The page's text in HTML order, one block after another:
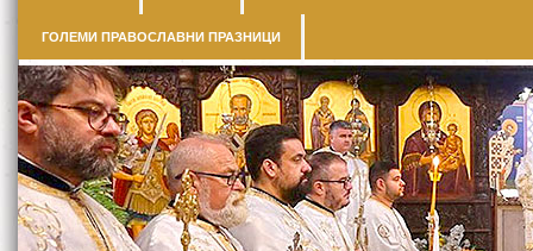
ГОЛЕМИ ПРАВОСЛАВНИ ПРАЗНИЦИ